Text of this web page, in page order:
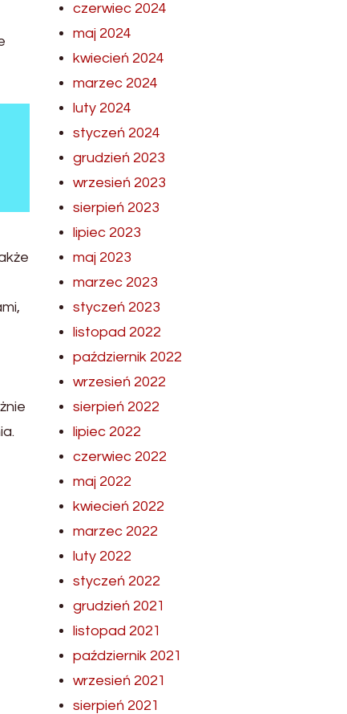
czerwiec 2024
maj 2024
kwiecień 2024
marzec 2024
luty 2024
styczeń 2024
grudzień 2023
wrzesień 2023
sierpień 2023
lipiec 2023
maj 2023
marzec 2023
styczeń 2023
listopad 2022
październik 2022
wrzesień 2022
sierpień 2022
lipiec 2022
czerwiec 2022
maj 2022
kwiecień 2022
marzec 2022
luty 2022
styczeń 2022
grudzień 2021
listopad 2021
październik 2021
wrzesień 2021
sierpień 2021